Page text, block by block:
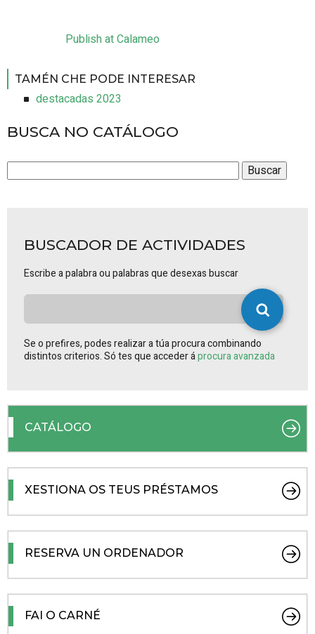
Publish at Calameo
TAMÉN CHE PODE INTERESAR
destacadas 2023
BUSCA NO CATÁLOGO
BUSCADOR DE ACTIVIDADES
Escribe a palabra ou palabras que desexas buscar
Se o prefires, podes realizar a túa procura combinando
distintos criterios. Só tes que acceder áprocura avanzada
CATÁLOGO
XESTIONA OS TEUS PRÉSTAMOS
RESERVA UN ORDENADOR
FAI O CARNÉ